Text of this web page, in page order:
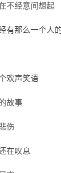
不经意间想起
有那么一个人
欢声笑语
故事
伤
在叹息